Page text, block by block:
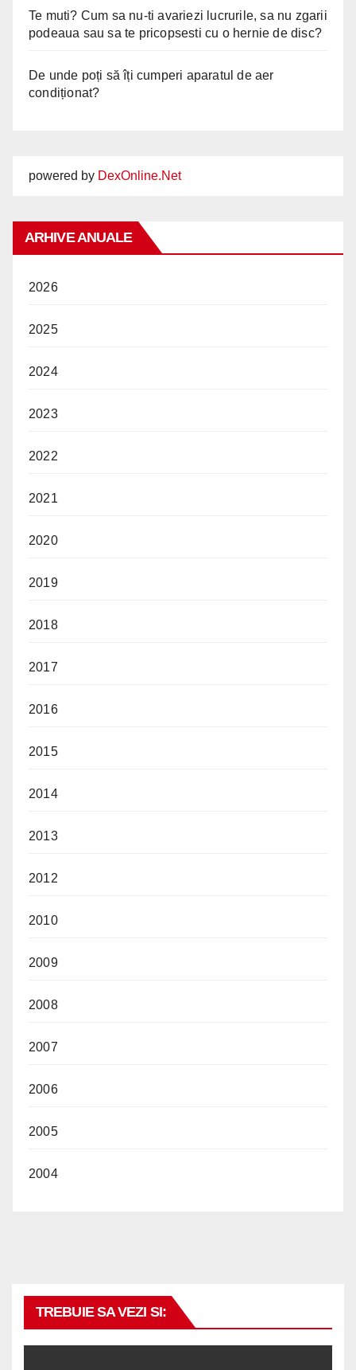
Te muti? Cum sa nu-ti avariezi lucrurile, sa nu zgarii
podeaua sau sa te pricopsesti cu o hernie de disc?
De unde poți să îți cumperi aparatul de aer
condiționat?
powered by DexOnline.Net
ARHIVE ANUALE
2026
2025
2024
2023
2022
2021
2020
2019
2018
2017
2016
2015
2014
2013
2012
2010
2009
2008
2007
2006
2005
2004
TREBUIE SA VEZI SI: